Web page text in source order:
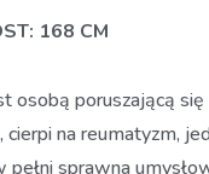
168 CM
osobą poruszającą
cierpi na reumatyzm,
pełni sprawna